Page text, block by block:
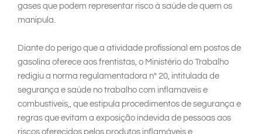
gases que podem representar risco à saúde de quem os
manipula.
Diante do perigo que a atividade profissional em postos de
gasolina oferece aos frentistas, o Ministério do Trabalho
redigiu a norma regulamentadora nº 20, intitulada de
segurança e saúde no trabalho com inflamaveis e
combustiveis,, que estipula procedimentos de segurança e
regras que evitam a exposição indevida de pessoas aos
riscos oferecidos pelos produtos inflamáveis e